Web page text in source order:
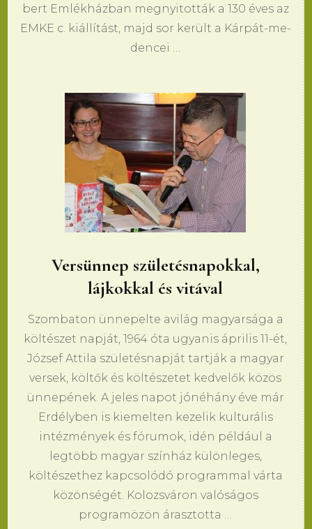
bert Emlékházban meg­nyi­tották a 130 éves az
EMKE c. kiállítást, majd sor került a Kárpát-me­
den­cei …
Versünnep születésnapokkal,
lájkokkal és vitával
Szombaton ünnepelte avilág magyarsága a
költészet napját, 1964 óta ugyanis április 11-ét,
József Attila születésnapját tartják a magyar
versek, költők és költészetet kedvelők közös
ünnepének. A jeles napot jónéhány éve már
Erdélyben is kiemelten kezelik kulturális
intézmények és fórumok, idén például a
legtöbb magyar színház különleges,
költészethez kapcsolódó programmal várta
közönségét. Kolozsváron valóságos
programözön árasztotta …